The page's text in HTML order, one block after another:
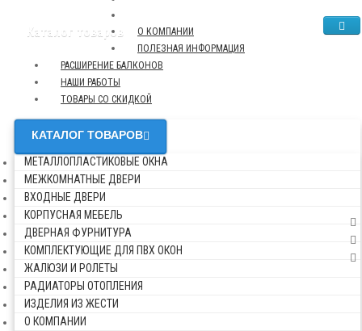
Каталог товаров
О КОМПАНИИ
ПОЛЕЗНАЯ ИНФОРМАЦИЯ
РАСШИРЕНИЕ БАЛКОНОВ
НАШИ РАБОТЫ
ТОВАРЫ СО СКИДКОЙ
КАТАЛОГ ТОВАРОВ
МЕТАЛЛОПЛАСТИКОВЫЕ ОКНА
МЕЖКОМНАТНЫЕ ДВЕРИ
ВХОДНЫЕ ДВЕРИ
КОРПУСНАЯ МЕБЕЛЬ
ДВЕРНАЯ ФУРНИТУРА
КОМПЛЕКТУЮЩИЕ ДЛЯ ПВХ ОКОН
ЖАЛЮЗИ И РОЛЕТЫ
РАДИАТОРЫ ОТОПЛЕНИЯ
ИЗДЕЛИЯ ИЗ ЖЕСТИ
О КОМПАНИИ